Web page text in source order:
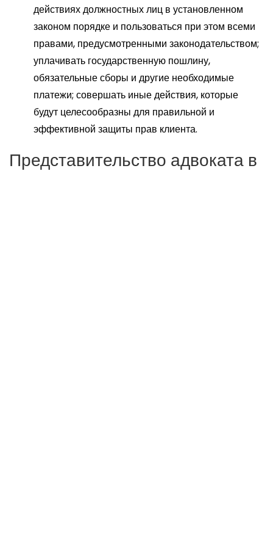
действиях должностных лиц в установленном
законом порядке и пользоваться при этом всеми
правами, предусмотренными законодательством;
уплачивать государственную пошлину,
обязательные сборы и другие необходимые
платежи; совершать иные действия, которые
будут целесообразны для правильной и
эффективной защиты прав клиента.
Представительство адвоката в